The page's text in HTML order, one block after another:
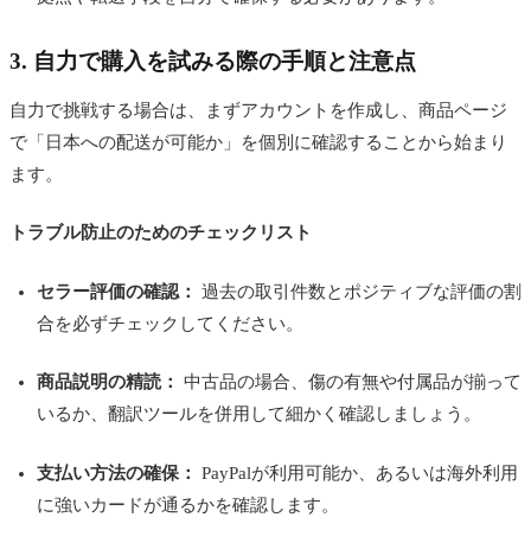
3. 自力で購入を試みる際の手順と注意点
自力で挑戦する場合は、まずアカウントを作成し、商品ページ
で「日本への配送が可能か」を個別に確認することから始まり
ます。
トラブル防止のためのチェックリスト
セラー評価の確認：
過去の取引件数とポジティブな評価の割
合を必ずチェックしてください。
商品説明の精読：
中古品の場合、傷の有無や付属品が揃って
いるか、翻訳ツールを併用して細かく確認しましょう。
支払い方法の確保：
PayPalが利用可能か、あるいは海外利用
に強いカードが通るかを確認します。